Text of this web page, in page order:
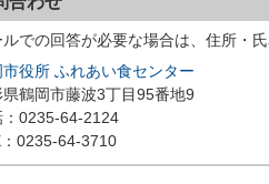
ルでの回答が必要な場合は、住所・
役所 ふれあい食センター
県鶴岡市藤波3丁目95番地9
：0235-64-2124
：0235-64-3710